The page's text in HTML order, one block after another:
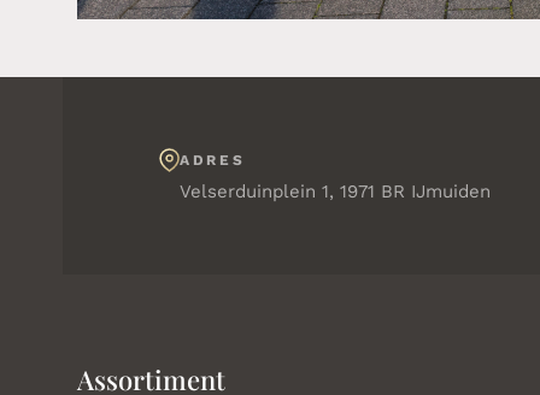
ADRES
Velserduinplein 1, 1971 BR IJmuiden
Assortiment